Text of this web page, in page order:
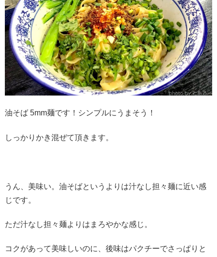
油そば 5mm麺です！シンプルにうまそう！
しっかりかき混ぜて頂きます。
うん、美味い。油そばというよりは汁なし担々麺に近い感
じです。
ただ汁なし担々麺よりはまろやかな感じ。
コクがあって美味しいのに、後味はパクチーでさっぱりと